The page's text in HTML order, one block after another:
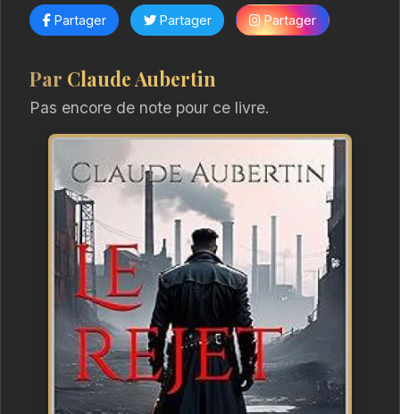
Partager Partager Partager
Par Claude Aubertin
Pas encore de note pour ce livre.